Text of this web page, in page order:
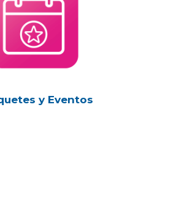
y Eventos